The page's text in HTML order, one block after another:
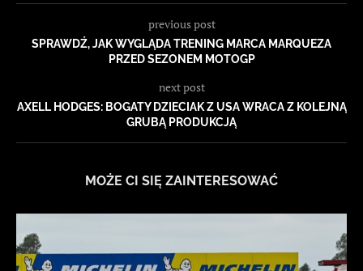
previous post
SPRAWDŹ, JAK WYGLĄDA TRENING MARCA MARQUEZA
PRZED SEZONEM MOTOGP
next post
AXELL HODGES: BOGATY DZIECIAK Z USA WRACA Z KOLEJNĄ
GRUBĄ PRODUKCJĄ
MOŻE CI SIĘ ZAINTERESOWAĆ